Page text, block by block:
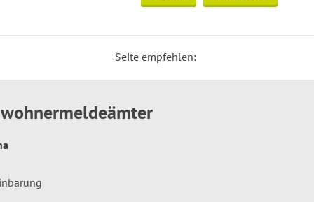
Seite empfehlen: